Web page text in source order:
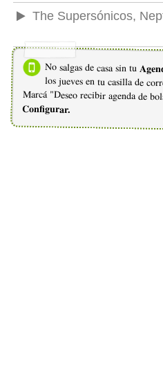
The Supersónicos,
No salgas de casa sin tu
los jueves en tu casilla de
Marcá "Deseo recibir agenda de
Configurar.